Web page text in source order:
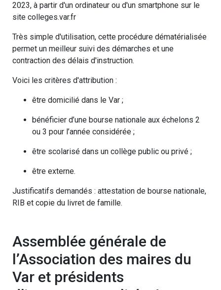
2023, à partir d'un ordinateur ou d'un smartphone sur le
site colleges.var.fr
Très simple d'utilisation, cette procédure dématérialisée
permet un meilleur suivi des démarches et une
contraction des délais d'instruction.
Voici les critères d'attribution :
être domicilié dans le Var ;
bénéficier d’une bourse nationale aux échelons 2
ou 3 pour l’année considérée ;
être scolarisé dans un collège public ou privé ;
être externe.
Justificatifs demandés : attestation de bourse nationale,
RIB et copie du livret de famille.
Assemblée générale de
l’Association des maires du
Var et présidents